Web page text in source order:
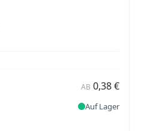
AB 0,38 €
Auf Lager